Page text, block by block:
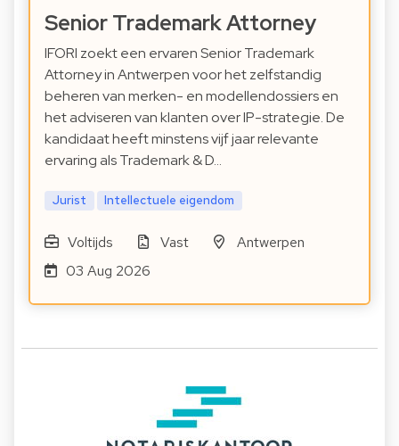
Senior Trademark Attorney
IFORI zoekt een ervaren Senior Trademark
Attorney in Antwerpen voor het zelfstandig
beheren van merken- en modellendossiers en
het adviseren van klanten over IP-strategie. De
kandidaat heeft minstens vijf jaar relevante
ervaring als Trademark & D…
Jurist Intellectuele eigendom
Voltijds Vast
Antwerpen
03 Aug 2026